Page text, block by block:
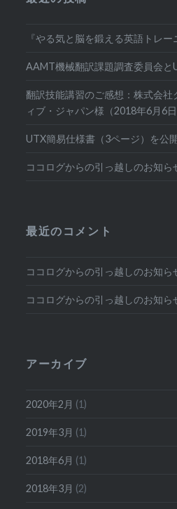
『やる気と脳を鍛える英語トレー
AAMT機械翻訳課題調査委員会と
翻訳技能講習のご感想：株式会社
ィブ・ジャパン様（2018年6月6日
UTX簡易仕様書（3ページ）を公
ココログからの引っ越しのお知ら
最近のコメント
ココログからの引っ越しのお知ら
ココログからの引っ越しのお知ら
アーカイブ
2020年2月 (1)
2019年3月 (1)
2018年6月 (1)
2018年3月 (2)